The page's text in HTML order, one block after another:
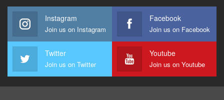
Instagram
Join us on Instagram
Facebook
Join us on Facebook
Twitter
Join us on Twitter
Youtube
Join us on Youtube